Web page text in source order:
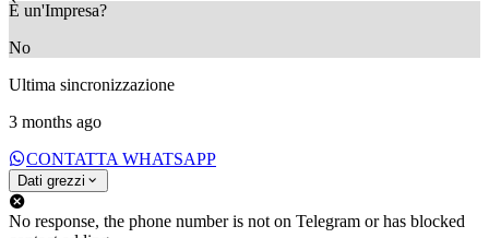
È un'Impresa?
No
Ultima sincronizzazione
3 months ago
CONTATTA WHATSAPP
Dati grezzi
No response, the phone number is not on Telegram or has blocked